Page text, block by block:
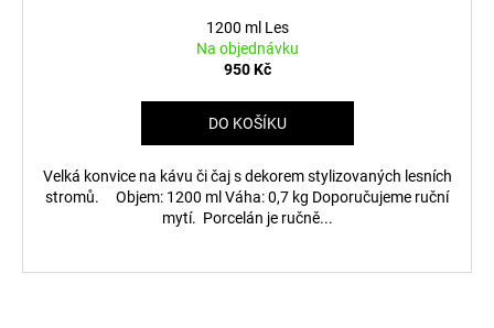
1200 ml Les
Na objednávku
950 Kč
DO KOŠÍKU
Velká konvice na kávu či čaj s dekorem stylizovaných lesních
stromů. Objem: 1200 ml Váha: 0,7 kg Doporučujeme ruční
mytí. Porcelán je ručně...